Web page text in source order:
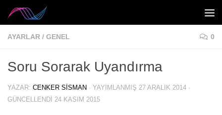
Skip to content
AYARLAR / GENEL 0
Soru Sorarak Uyandırma
YAZAR: CENKER SISMAN · YAYIMLANMIŞ 27 ARALIK 2014 ·
GÜNCELLENDI 24 KASIM 2015